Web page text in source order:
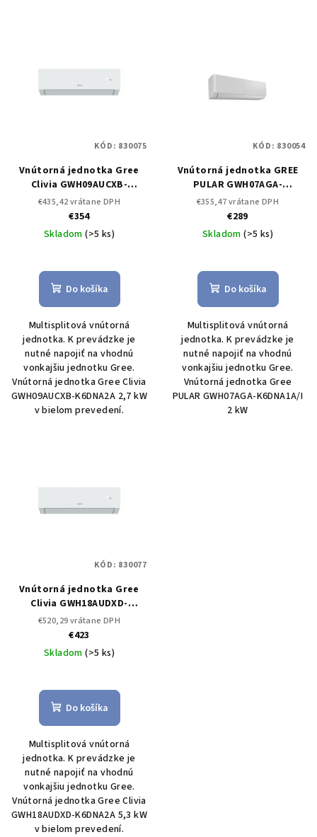
Vnútorná jednotka Gree
Clivia GWH09AUCXB-
K6DNA2A 2,5 kWVnútorná
jednotka k Multi Split
€435,42 vrátane DPH
€354
Skladom(>5 ks)
Do košíka
Multisplitová vnútorná
jednotka. K prevádzke je
nutné napojiť na vhodnú
vonkajšiu jednotku Gree.
Vnútorná jednotka Gree Clivia
GWH09AUCXB-K6DNA2A 2,7 kW
v bielom prevedení.
KÓD: 830075
Vnútorná jednotka GREE
PULAR GWH07AGA-
K6DNA1A/I 2 kWVnútorná
jednotka k Multi Split
€355,47 vrátane DPH
€289
Skladom(>5 ks)
Do košíka
Multisplitová vnútorná
jednotka. K prevádzke je
nutné napojiť na vhodnú
vonkajšiu jednotku Gree.
Vnútorná jednotka Gree
PULAR GWH07AGA-K6DNA1A/I
2 kW
KÓD: 830054
Vnútorná jednotka Gree
Clivia GWH18AUDXD-
K6DNA2A 5 kWVnútorná
jednotka k Multi Split
€520,29 vrátane DPH
€423
Skladom(>5 ks)
Do košíka
Multisplitová vnútorná
jednotka. K prevádzke je
nutné napojiť na vhodnú
vonkajšiu jednotku Gree.
Vnútorná jednotka Gree Clivia
GWH18AUDXD-K6DNA2A 5,3 kW
v bielom prevedení.
KÓD: 830077